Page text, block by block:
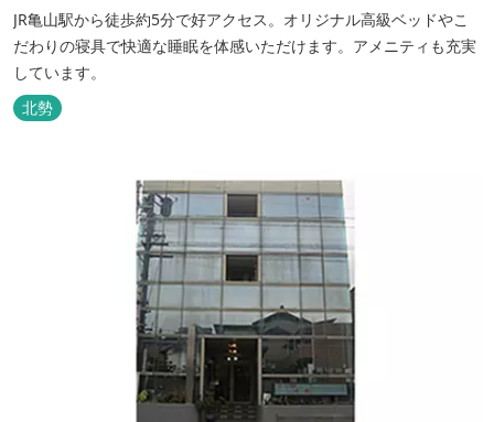
JR亀山駅から徒歩約5分で好アクセス。オリジナル高級ベッドやこ
だわりの寝具で快適な睡眠を体感いただけます。アメニティも充実
しています。
北勢